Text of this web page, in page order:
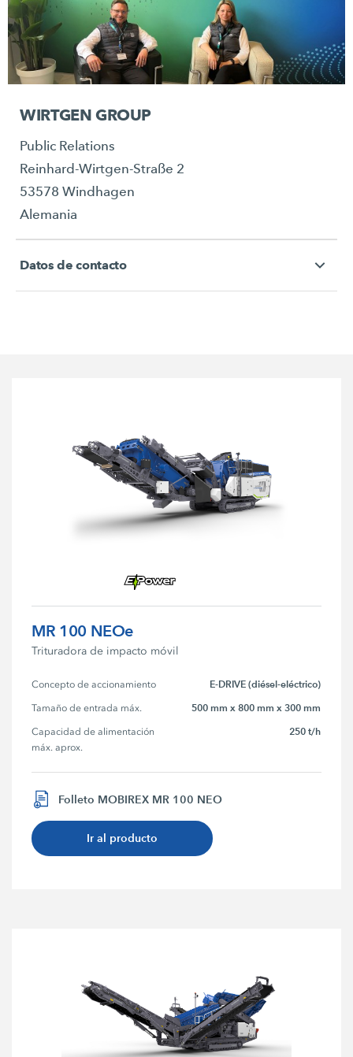
WIRTGEN GROUP
Public Relations
Reinhard-Wirtgen-Straße 2
53578 Windhagen
Alemania
Datos de contacto
MR 100 NEOe
Trituradora de impacto móvil
Concepto de accionamiento E-DRIVE (diésel-eléctrico)
Tamaño de entrada máx. 500 mm x 800 mm x 300 mm
Capacidad de alimentación
máx. aprox.
250 t/h
Folleto MOBIREX MR 100 NEO
Ir al producto